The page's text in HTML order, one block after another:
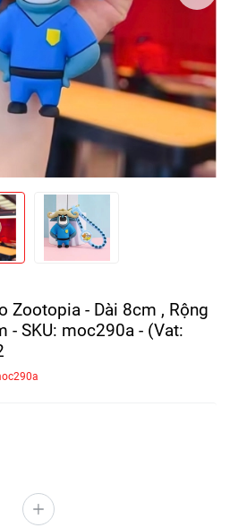
Zootopia - Dài 8cm , Rộng
- SKU: moc290a - (Vat: